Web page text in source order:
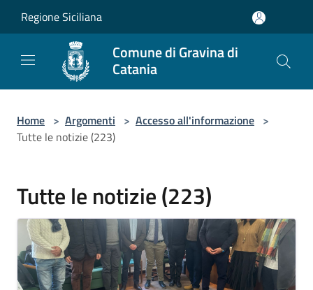
Regione Siciliana
Comune di Gravina di
Catania
Home > Argomenti > Accesso all'informazione >
Tutte le notizie (223)
Tutte le notizie (223)